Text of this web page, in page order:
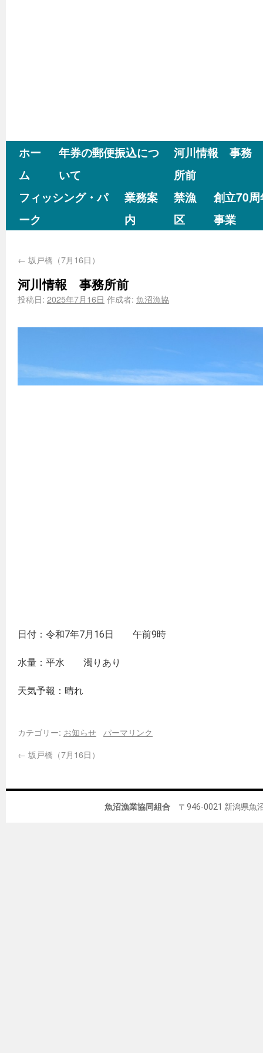
ホー
ム
年券の郵便振込につ
いて
河川情報 事務
所前
フィッシング・パ
ーク
業務案
内
禁漁
区
創立70
事業
← 坂戸橋（7月16日）
河川情報 事務所前
投稿日: 2025年7月16日 作成者: 魚沼漁協
日付：令和7年7月16日 午前9時
水量：平水 濁りあり
天気予報：晴れ
カテゴリー: お知らせ
パーマリンク
← 坂戸橋（7月16日）
魚沼漁業協同組合 〒946-0021 新潟県魚